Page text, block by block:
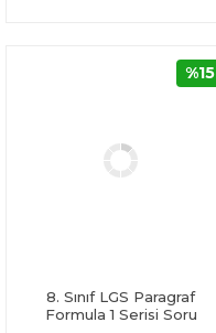
8. Sınıf LGS Paragraf
Formula 1 Serisi Soru
%15